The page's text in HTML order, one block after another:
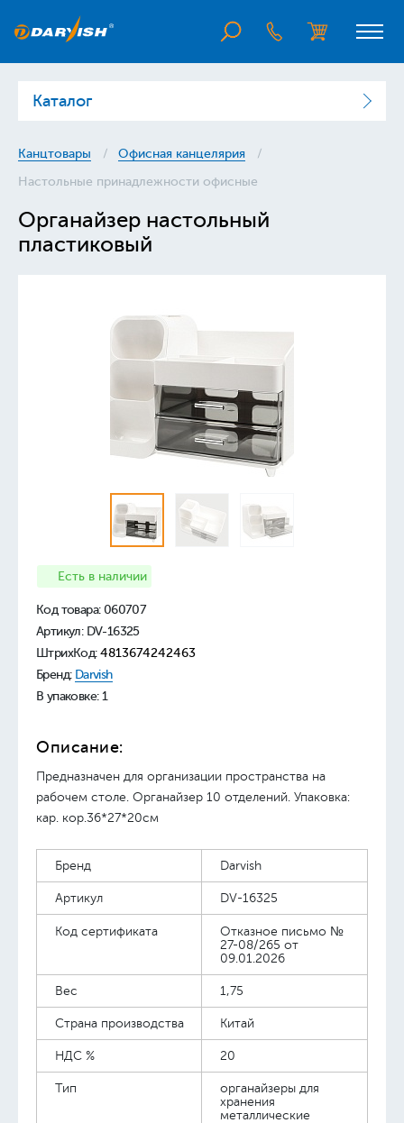
Каталог
Канцтовары Офисная канцелярия
Настольные принадлежности офисные
Органайзер настольный
пластиковый
Есть в наличии
Код товара: 060707
Артикул: DV-16325
ШтрихКод: 4813674242463
Бренд: Darvish
В упаковке: 1
Описание:
Предназначен для организации пространства на
рабочем столе. Органайзер 10 отделений. Упаковка:
кар. кор.36*27*20см
Бренд Darvish
Артикул DV-16325
Код сертификата
Отказное письмо №
27-08/265 от
09.01.2026
Вес 1,75
Страна производства Китай
НДС % 20
Тип
органайзеры для
хранения
металлические